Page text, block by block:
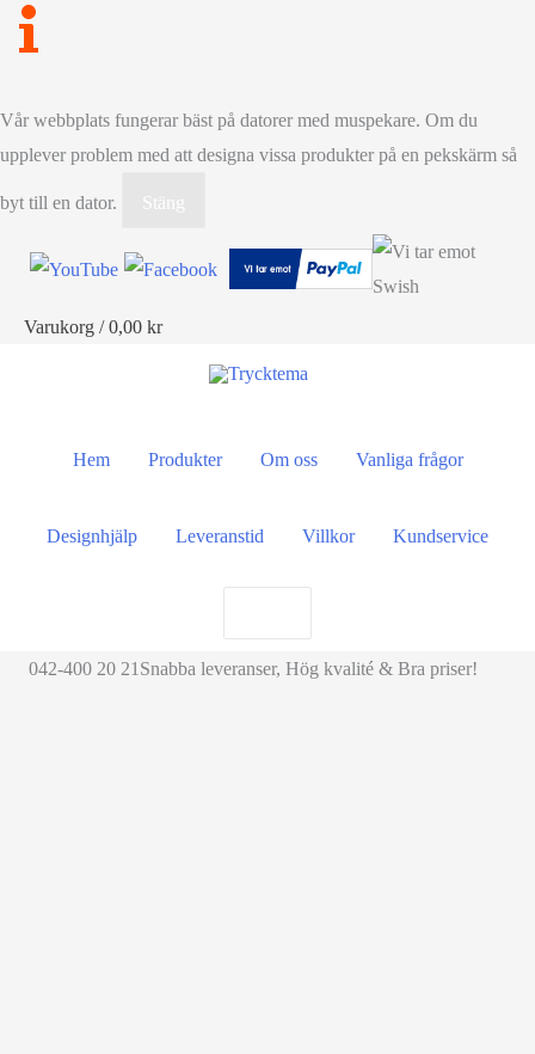
Vår webbplats fungerar bäst på datorer med muspekare. Om du
upplever problem med att designa vissa produkter på en pekskärm så
byt till en dator. Stäng
Varukorg /0,00 kr
Hem Produkter Om oss Vanliga frågor
Designhjälp Leveranstid Villkor Kundservice
042-400 20 21 Snabba leveranser, Hög kvalité & Bra priser!